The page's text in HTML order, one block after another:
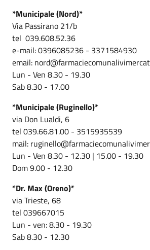
*Municipale (Nord)*
Via Passirano 21/b
tel 039.608.52.36
e-mail: 0396085236 - 3371584930
email:
Lun - Ven 8.30 - 19.30
Sab 8.30 - 17.00
*Municipale (Ruginello)*
via Don Lualdi, 6
tel 039.66.81.00 - 3515935539
mail:
Lun - Ven 8.30 - 12.30 | 15.00 - 19.30
Dom 9.00 - 12.30
*Dr. Max (Oreno)*
via Trieste, 68
tel 039667015
Lun - ven: 8.30 - 19.30
Sab 8.30 - 12.30